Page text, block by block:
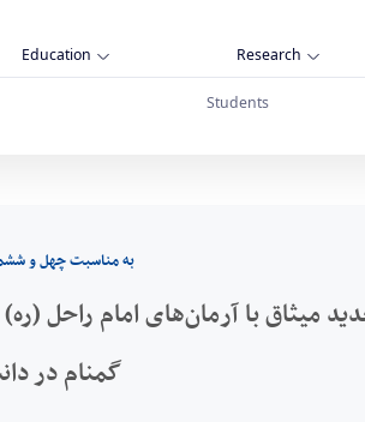
Education Research
Students
دانشگاه بوعلی‌سینا برگزار
به مناسبت چهل و
میثاق با آرمان‌های امام راحل
گمنام در